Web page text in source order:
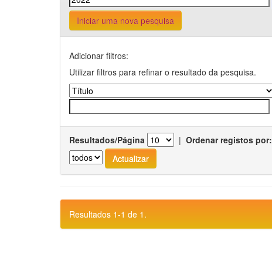
Iniciar uma nova pesquisa
Adicionar filtros:
Utilizar filtros para refinar o resultado da pesquisa.
Resultados/Página | Ordenar registos por:
Resultados 1-1 de 1.